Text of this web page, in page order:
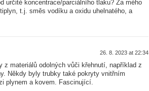
koncentrace/parciálního tlaku? Za mého
t.j. směs vodíku a oxidu uhelnatého, a
26. 8. 2023 at 22:34
materiálů odolných vůči křehnutí, například z
Někdy byly trubky také pokryty vnitřním
plynem a kovem. Fascinující.